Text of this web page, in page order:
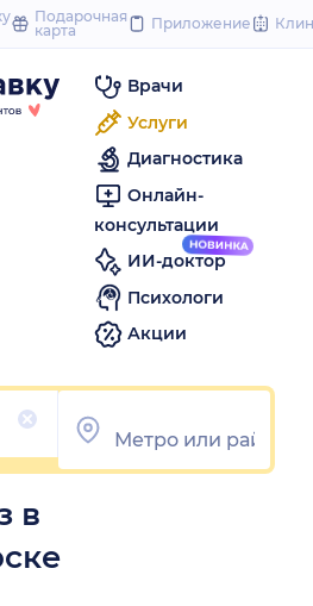
to
Закрыть
Подарочная
карта
Приложение
Врачи
Услуги
Диагностика
Онлайн-
консультации
ИИ-доктор
Психологи
Акции
в